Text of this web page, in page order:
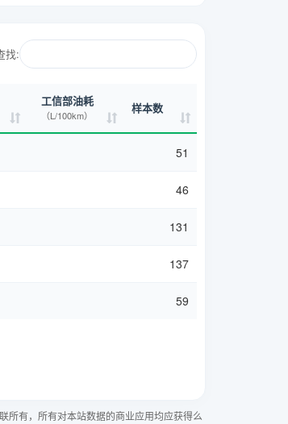
找:
工信部油耗
（L/100km） 样本数
51
46
131
137
59
所有，所有对本站数据的商业应用均应获得么